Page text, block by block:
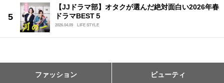
【JJドラマ部】オタクが選んだ絶対面白い2026年春
ドラマBEST５
2026.04.09 LIFE STYLE
ファッション ビューティ